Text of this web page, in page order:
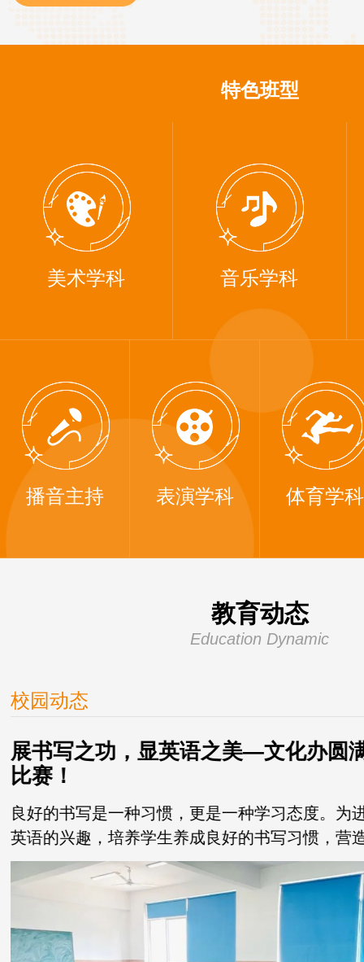
伍和专家团队的综合性艺术院校。"原
成都科学技术学校，后更...
特色班型
美术学科 音乐学科
播音主持 表演学科 体育学科
教育动态
Education Dynamic
校园动态
展书写之功，显英语之美—文化办圆
比赛！
良好的书写是一种习惯，更是一种学习态度。为
英语的兴趣，培养学生养成良好的书写习惯，营
围，在我校领导的大力...